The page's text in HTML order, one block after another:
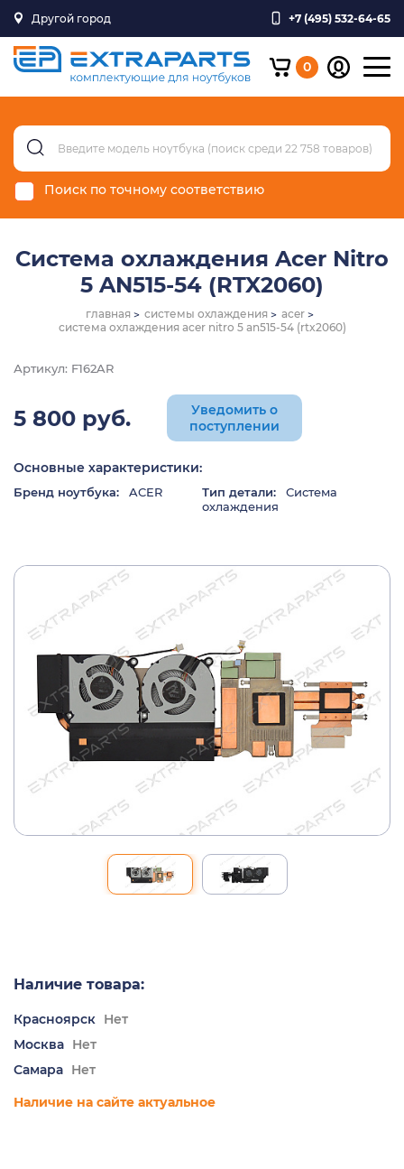
Другой город +7 (495) 532-64-65
0
Поиск по точному соответствию
Система охлаждения Acer Nitro
5 AN515-54 (RTX2060)
главная системы охлаждения
acer
система охлаждения acer nitro 5 an515-54 (rtx2060)
Артикул: F162AR
5 800 руб.
Уведомить о
поступлении
Основные характеристики:
Бренд ноутбука: ACER Тип детали:
Система
охлаждения
Наличие товара:
Красноярск Нет
Москва Нет
Самара Нет
Наличие на сайте актуальное